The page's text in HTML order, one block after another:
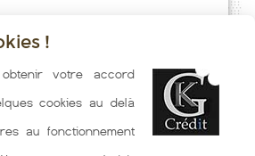
(Ferrussac) toutes les semaines. Taux
nos partenaires bancaires. Meilleur Taux
crédit immobilier indicatif fonction des
!
votre accord
cookies au delà
au fonctionnement